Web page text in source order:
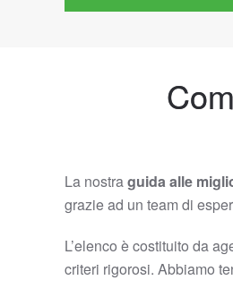
La nostraguida alle
grazie ad un team di
L’elenco è costituito da
criteri rigorosi. Abbiamo